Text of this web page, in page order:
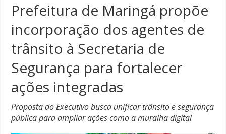
Prefeitura de Maringá propõe
incorporação dos agentes de
trânsito à Secretaria de
Segurança para fortalecer
ações integradas
Proposta do Executivo busca unificar trânsito e segurança
pública para ampliar ações como a muralha digital